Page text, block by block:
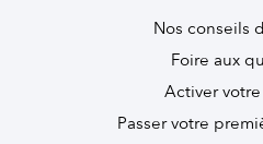
Nos conseils
Foire aux
Activer
Passer votre